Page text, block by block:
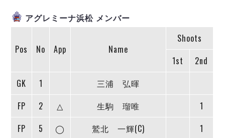
メットライフ生命Ｆ２リーグ
順位表
個人ランキング｜ゴール
個人ランキング｜シュート
個人ランキング｜第2PK
ボアルース長野
シュライカー大阪
ヴォスクオーレ仙台
リーグ概要
大会概要
クラブライセンス関連
アリーナ観戦マナー&ルール
過去の記録 ARCHIVE
過去の試合記録
ディビジョン2 試合記録
リーグ統計データ
プロジェクト PROJECT
ABeam AWARD
アグレミーナ浜松 メンバー
Pos No App Name
Shoots
1st
2nd
GK
1
三浦 弘暉
FP
2 △ 生駒 瑠唯
1
FP
5 ◯ 鷲北 一輝(C)
1